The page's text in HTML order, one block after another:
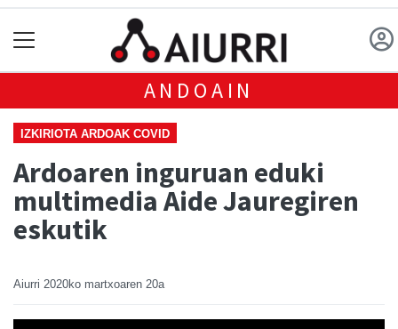
ANDOAIN
IZKIRIOTA ARDOAK COVID
Ardoaren inguruan eduki
multimedia Aide Jauregiren
eskutik
Aiurri 2020ko martxoaren 20a